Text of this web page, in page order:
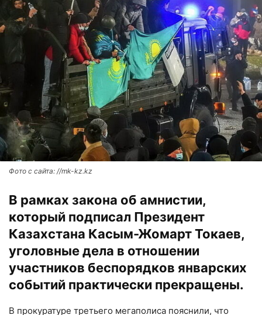
Фото с сайта: //mk-kz.kz
В рамках закона об амнистии,
который подписал Президент
Казахстана Касым-Жомарт Токаев,
уголовные дела в отношении
участников беспорядков январских
событий практически прекращены.
В прокуратуре третьего мегаполиса пояснили, что